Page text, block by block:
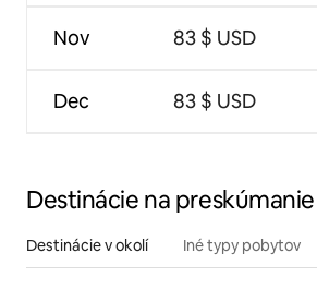
Nov
Dec
83 $ USD
83 $ USD
Destinácie na preskúmanie
Destinácie v okolí Iné typy pobytov